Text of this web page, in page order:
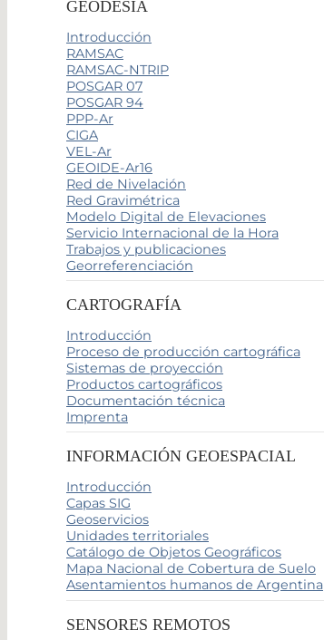
GEODESIA
Introducción
RAMSAC
RAMSAC-NTRIP
POSGAR 07
POSGAR 94
PPP-Ar
CIGA
VEL-Ar
GEOIDE-Ar16
Red de Nivelación
Red Gravimétrica
Modelo Digital de Elevaciones
Servicio Internacional de la Hora
Trabajos y publicaciones
Georreferenciación
CARTOGRAFÍA
Introducción
Proceso de producción cartográfica
Sistemas de proyección
Productos cartográficos
Documentación técnica
Imprenta
INFORMACIÓN GEOESPACIAL
Introducción
Capas SIG
Geoservicios
Unidades territoriales
Catálogo de Objetos Geográficos
Mapa Nacional de Cobertura de Suelo
Asentamientos humanos de Argentina
SENSORES REMOTOS